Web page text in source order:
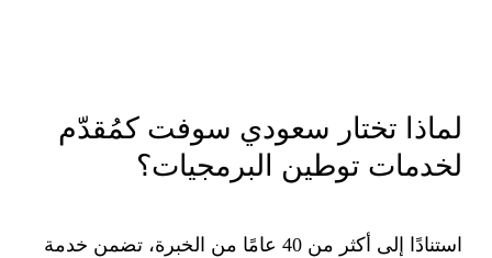
لماذا تختار سعودي سوفت كمُقدّم
لخدمات توطين البرمجيات؟
استنادًا إلى أكثر من 40 عامًا من الخبرة، تضمن خدمة